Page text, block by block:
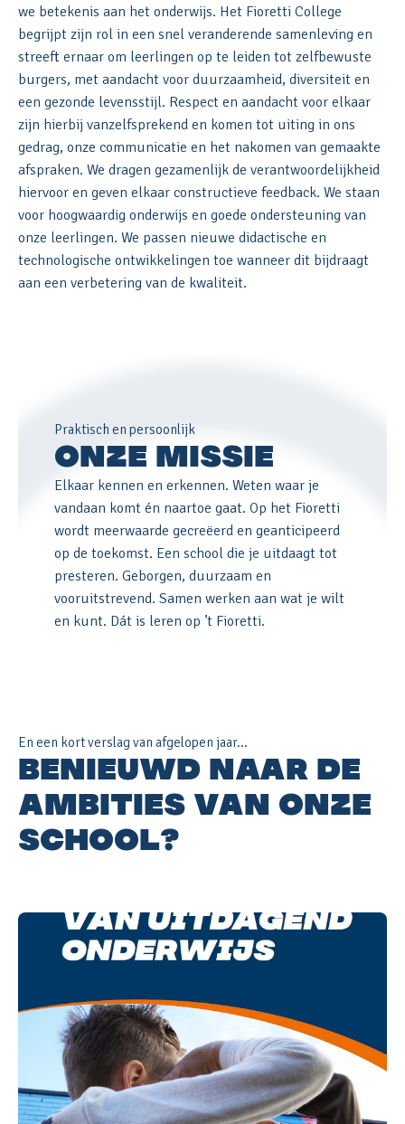
we betekenis aan het onderwijs. Het Fioretti College
begrijpt zijn rol in een snel veranderende samenleving en
streeft ernaar om leerlingen op te leiden tot zelfbewuste
burgers, met aandacht voor duurzaamheid, diversiteit en
een gezonde levensstijl. Respect en aandacht voor elkaar
zijn hierbij vanzelfsprekend en komen tot uiting in ons
gedrag, onze communicatie en het nakomen van gemaakte
afspraken. We dragen gezamenlijk de verantwoordelijkheid
hiervoor en geven elkaar constructieve feedback. We staan
voor hoogwaardig onderwijs en goede ondersteuning van
onze leerlingen. We passen nieuwe didactische en
technologische ontwikkelingen toe wanneer dit bijdraagt
aan een verbetering van de kwaliteit.
Praktisch en persoonlijk
ONZE MISSIE
Elkaar kennen en erkennen. Weten waar je
vandaan komt én naartoe gaat. Op het Fioretti
wordt meerwaarde gecreëerd en geanticipeerd
op de toekomst. Een school die je uitdaagt tot
presteren. Geborgen, duurzaam en
vooruitstrevend. Samen werken aan wat je wilt
en kunt. Dát is leren op ’t Fioretti.
En een kort verslag van afgelopen jaar...
BENIEUWD NAAR DE
AMBITIES VAN ONZE
SCHOOL?